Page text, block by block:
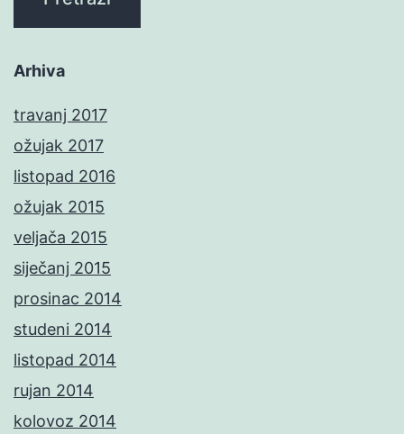
Arhiva
travanj 2017
ožujak 2017
listopad 2016
ožujak 2015
veljača 2015
siječanj 2015
prosinac 2014
studeni 2014
listopad 2014
rujan 2014
kolovoz 2014